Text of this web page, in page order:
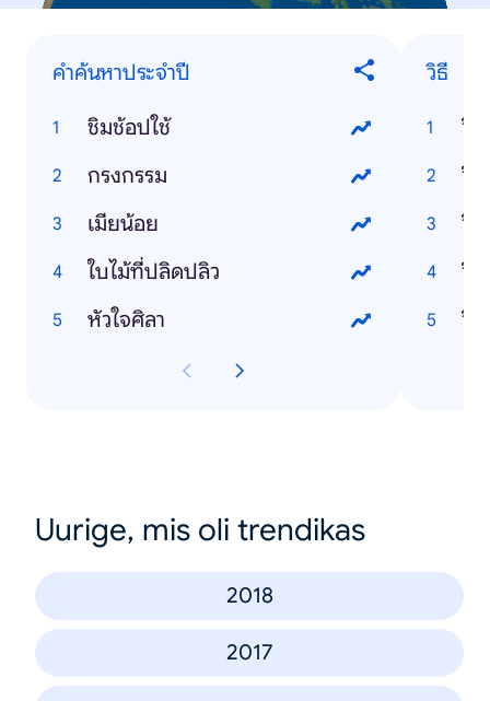
คำค้นหาประจำปี
ชิมช้อปใช้
กรงกรรม
เมียน้อย
ใบไม้ที่ปลิดปลิว
หัวใจศิลา
วิธี
วิธี
วิธี
วิ
วิธี
Uurige, mis oli trendikas
2018
2017